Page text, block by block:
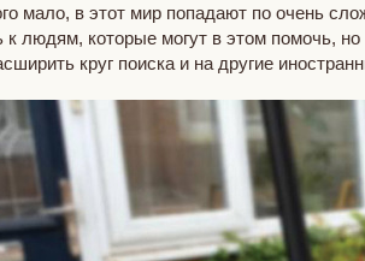
мало, в этот мир попадают по очень
людям, которые могут в этом помочь,
круг поиска и на другие